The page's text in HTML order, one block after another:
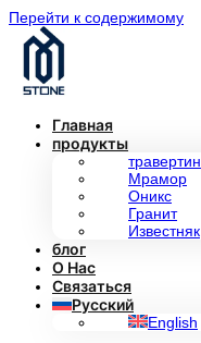
Перейти к содержимому
Главная
продукты
травертин
Мрамор
Оникс
Гранит
Известняк
блог
О Нас
Связаться
Русский
English